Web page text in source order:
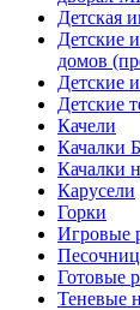
Детская
Детские
домов
Детские
Детские
Качели
Качалки
Качалки
Карусели
Горки
Игровые
Готовые
Теневые